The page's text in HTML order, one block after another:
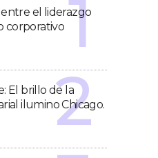
entre el liderazgo
corporativo
El brillo de la
ilumino Chicago.